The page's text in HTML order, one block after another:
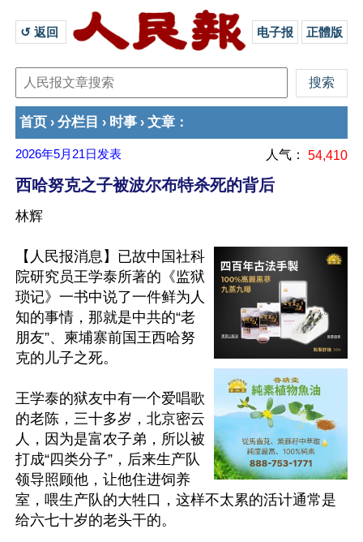
↺ 返回 电子报 正體版
首页 › 分栏目 › 时事 › 文章 ：
2026年5月21日 发表 人气： 54,410
西哈努克之子被波尔布特杀死的背后
林辉
【人民报消息】已故中国社科
院研究员王学泰所著的《监狱
琐记》一书中说了一件鲜为人
知的事情，那就是中共的“老
朋友”、柬埔寨前国王西哈努
克的儿子之死。
王学泰的狱友中有一个爱唱歌
的老陈，三十多岁，北京密云
人，因为是富农子弟，所以被
打成“四类分子”，后来生产队
领导照顾他，让他住进饲养
室，喂生产队的大牲口，这样不太累的活计通常是
给六七十岁的老头干的。